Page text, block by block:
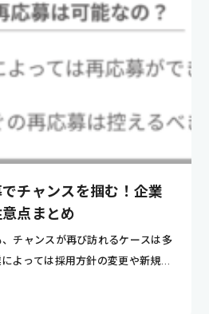
チャンスを掴む！企業
点まとめ
チャンスが再び訪れるケースは多
よっては採用方針の変更や新規事